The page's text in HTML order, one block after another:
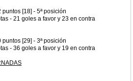
puntos [18] - 5ª posición
- 21 goles a favor y 23 en contra
puntos [29] - 3ª posición
- 36 goles a favor y 19 en contra